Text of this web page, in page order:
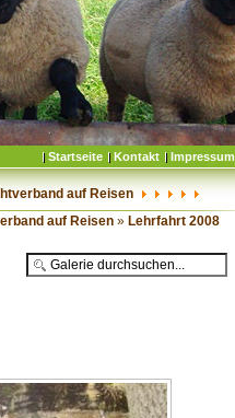
Impressum
Kontakt
Startseite
auf Reisen
auf Reisen » Lehrfahrt 2008